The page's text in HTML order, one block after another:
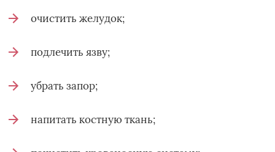
очистить желудок;
подлечить язву;
убрать запор;
напитать костную ткань;